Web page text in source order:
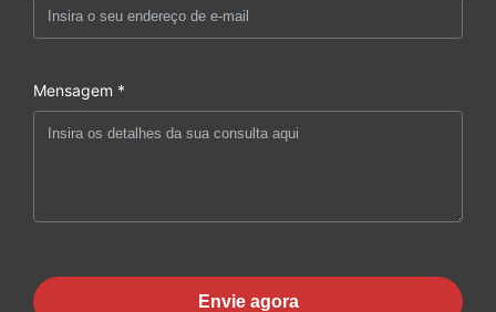
Mensagem *
Envie agora